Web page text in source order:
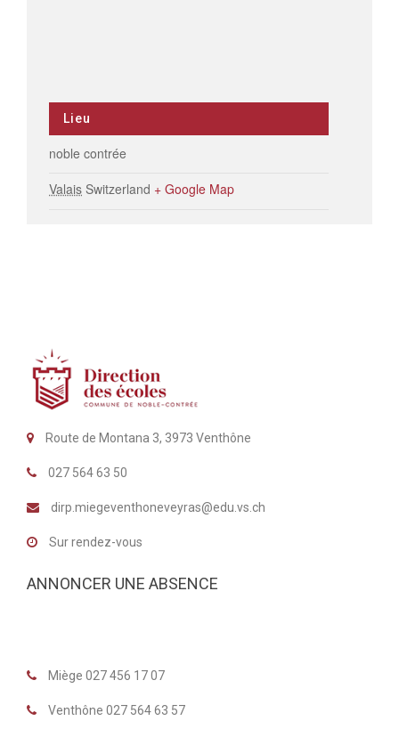
Lieu
noble contrée
Valais Switzerland + Google Map
Route de Montana 3, 3973 Venthône
027 564 63 50
dirp.miegeventhoneveyras@edu.vs.ch
Sur rendez-vous
ANNONCER UNE ABSENCE
Miège 027 456 17 07
Venthône 027 564 63 57